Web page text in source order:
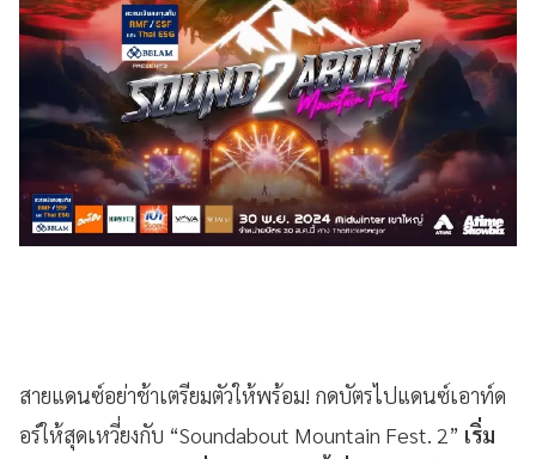
สายแดนซ์อย่าช้าเตรียมตัวให้พร้อม! กดบัตรไปแดนซ์เอาท์ด
อร์ให้สุดเหวี่ยงกับ “Soundabout Mountain Fest. 2” เริ่ม